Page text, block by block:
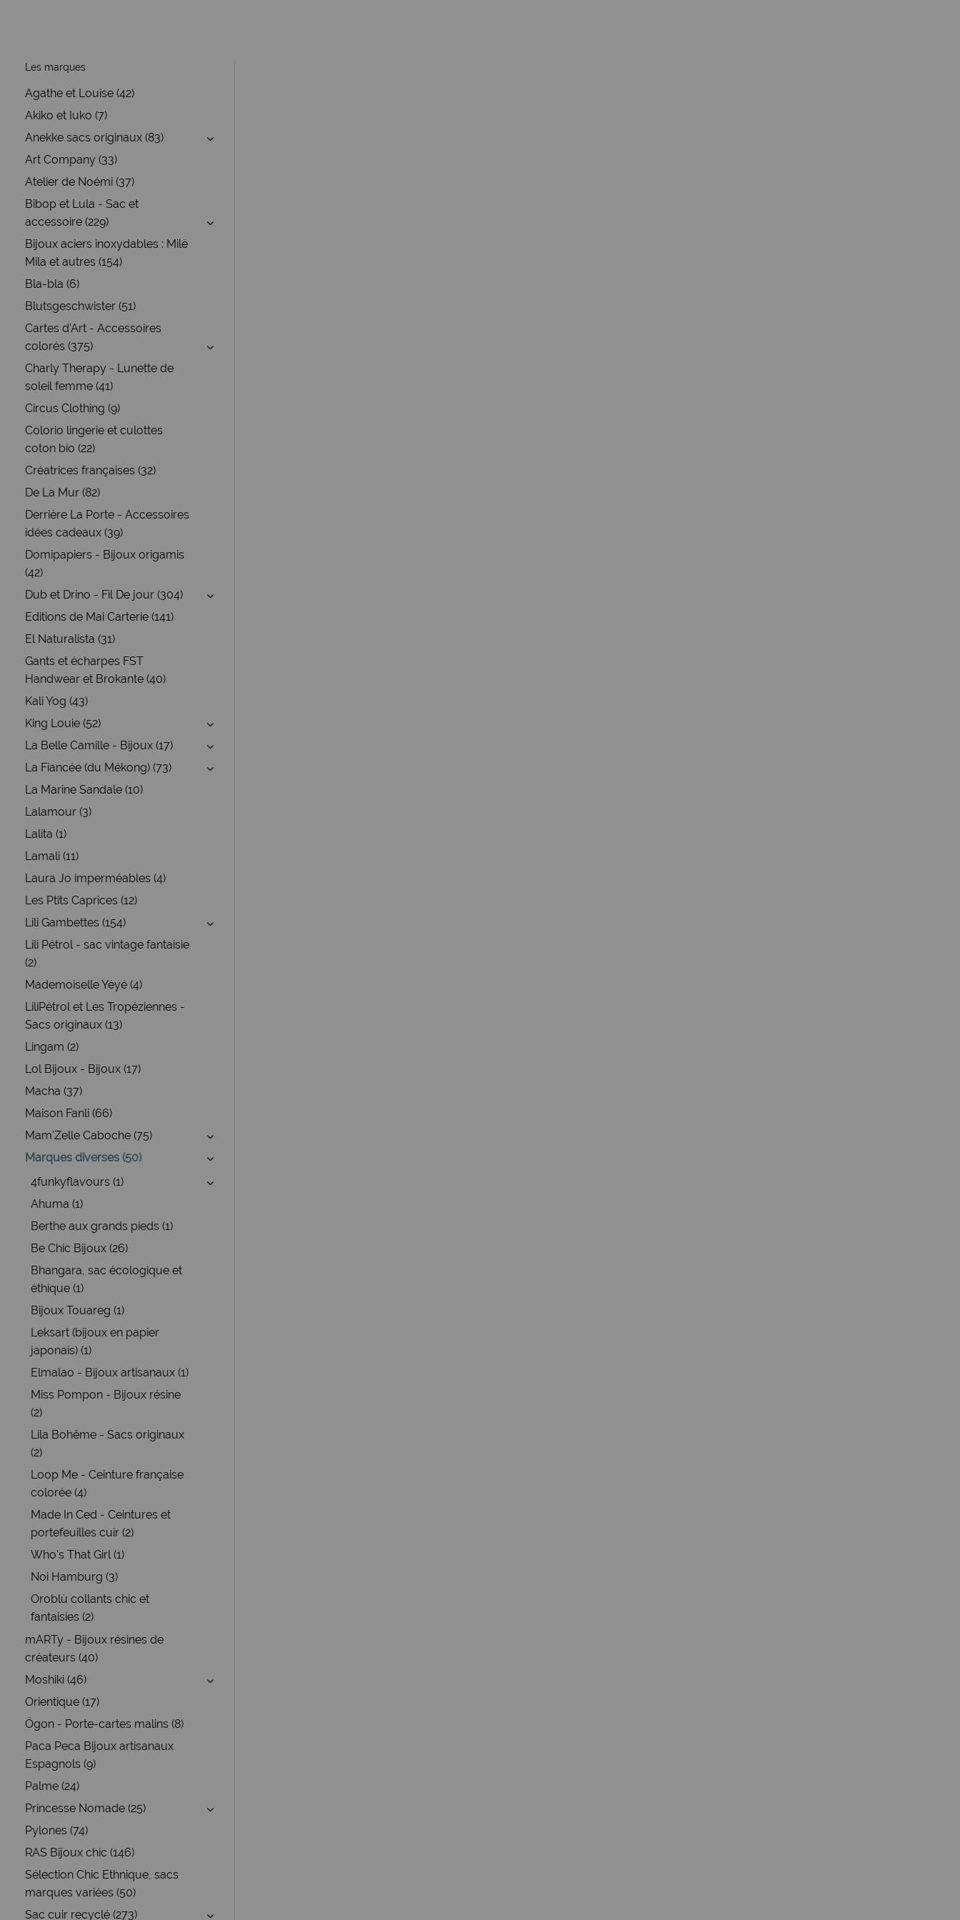
Les marques
Agathe et Louise (42)
Akiko et Iuko (7)
Anekke sacs originaux (83)
Art Company (33)
Atelier de Noémi (37)
Bibop et Lula - Sac et
accessoire (229)
Bijoux aciers inoxydables : Milë
Mila et autres (154)
Bla-bla (6)
Blutsgeschwister (51)
Cartes d'Art - Accessoires
colorés (375)
Charly Therapy - Lunette de
soleil femme (41)
Circus Clothing (9)
Colorio lingerie et culottes
coton bio (22)
Créatrices françaises (32)
De La Mur (82)
Derrière La Porte - Accessoires
idées cadeaux (39)
Domipapiers - Bijoux origamis
(42)
Dub et Drino - Fil De jour (304)
Editions de Mai Carterie (141)
El Naturalista (31)
Gants et écharpes FST
Handwear et Brokante (40)
Kali Yog (43)
King Louie (52)
La Belle Camille - Bijoux (17)
La Fiancée (du Mékong) (73)
La Marine Sandale (10)
Lalamour (3)
Lalita (1)
Lamali (11)
Laura Jo imperméables (4)
Les Ptits Caprices (12)
Lili Gambettes (154)
Lili Pétrol - sac vintage fantaisie
(2)
Mademoiselle Yéyé (4)
LiliPétrol et Les Tropéziennes -
Sacs originaux (13)
Lingam (2)
Lol Bijoux - Bijoux (17)
Macha (37)
Maison Fanli (66)
Mam'Zelle Caboche (75)
Marques diverses (50)
4funkyflavours (1)
Ahuma (1)
Berthe aux grands pieds (1)
Be Chic Bijoux (26)
Bhangara, sac écologique et
éthique (1)
Bijoux Touareg (1)
Leksart (bijoux en papier
japonais) (1)
Elmalao - Bijoux artisanaux (1)
Miss Pompon - Bijoux résine
(2)
Lila Bohême - Sacs originaux
(2)
Loop Me - Ceinture française
colorée (4)
Made In Ced - Ceintures et
portefeuilles cuir (2)
Who's That Girl (1)
Noi Hamburg (3)
Oroblù collants chic et
fantaisies (2)
mARTy - Bijoux résines de
créateurs (40)
Moshiki (46)
Orientique (17)
Ögon - Porte-cartes malins (8)
Paca Peca Bijoux artisanaux
Espagnols (9)
Palme (24)
Princesse Nomade (25)
Pylones (74)
RAS Bijoux chic (146)
Sélection Chic Ethnique, sacs
marques variées (50)
Sac cuir recyclé (273)